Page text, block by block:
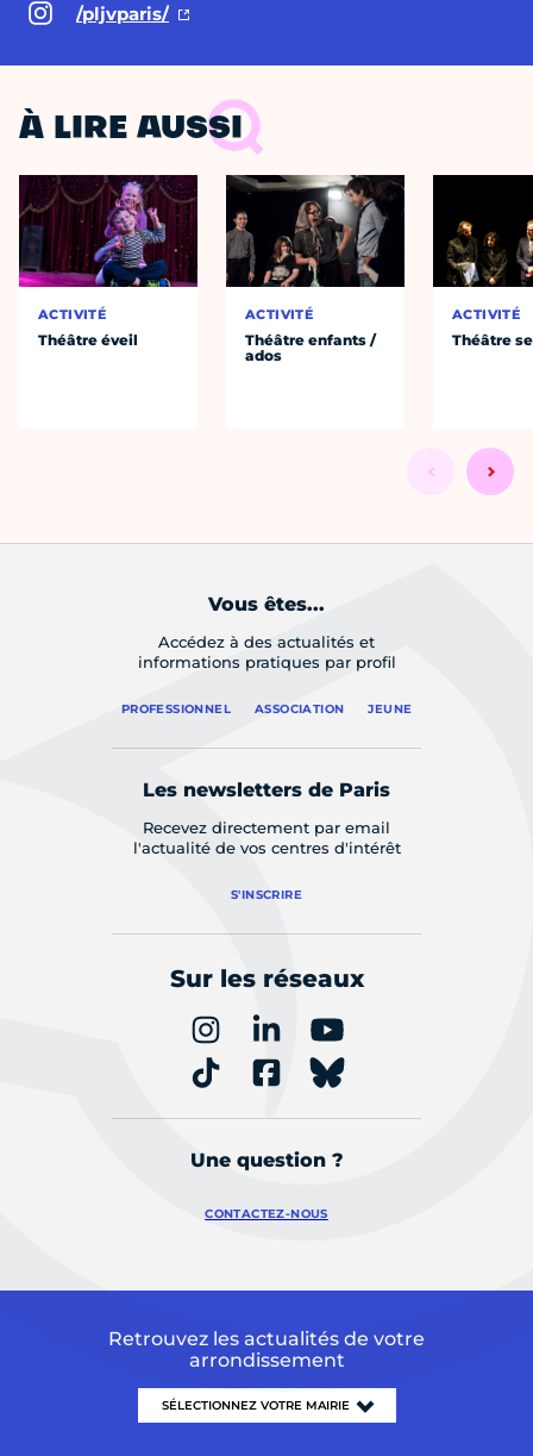
/pljvparis/
À LIRE AUSSI
ACTIVITÉ
Théâtre éveil
ACTIVITÉ
Théâtre enfants /
ados
ACTIVITÉ
Théâtre
Vous êtes...
Accédez à des actualités et
informations pratiques par profil
PROFESSIONNEL ASSOCIATION JEUNE
Les newsletters de Paris
Recevez directement par email
l'actualité de vos centres d'intérêt
S'INSCRIRE
Sur les réseaux
Une question ?
CONTACTEZ-NOUS
Retrouvez les actualités de votre
arrondissement